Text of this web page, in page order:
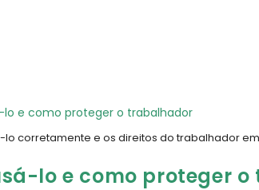
corretamente e os direitos do trabalhador
lo e como proteger